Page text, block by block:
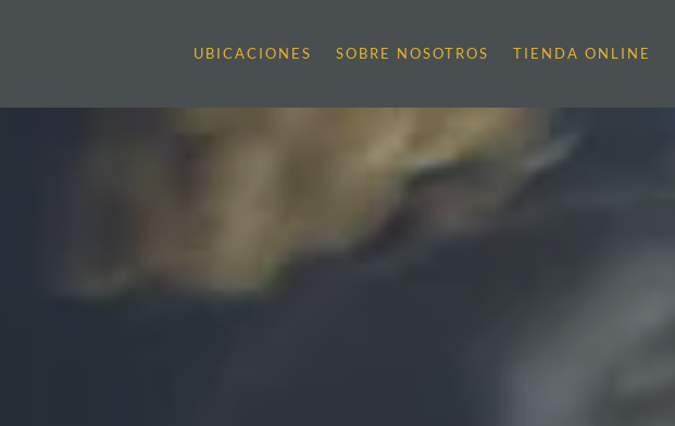
UBICACIONES SOBRE NOSOTROS TIENDA ONLINE